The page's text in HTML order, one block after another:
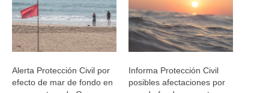
nueva) nueva) nueva) nueva)
Alerta Protección Civil por
efecto de mar de fondo en
Informa Protección Civil
posibles afectaciones por